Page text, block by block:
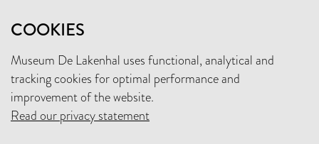
COOKIES
Museum De Lakenhal uses functional, analytical and
tracking cookies for optimal performance and
improvement of the website.
Read our privacy statement
+31 (0)71 5165360
INFO@LAKENHAL.NL
SUPPORT THE MUSEUM